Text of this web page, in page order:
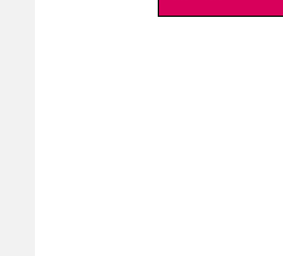
09:00 – 09:15, En ligne, via Zoom